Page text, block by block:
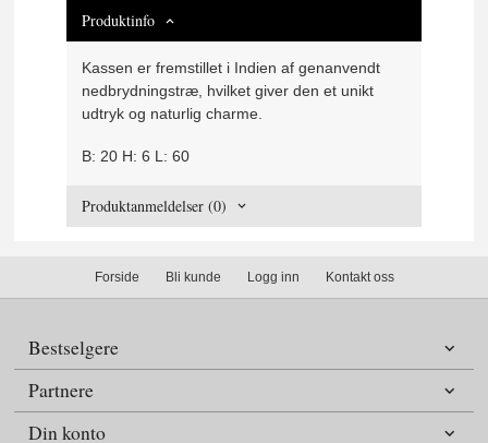
Produktinfo
Kassen er fremstillet i Indien af genanvendt
nedbrydningstræ, hvilket giver den et unikt
udtryk og naturlig charme.
B: 20 H: 6 L: 60
Produktanmeldelser (0)
Forside Bli kunde Logg inn Kontakt oss
Bestselgere
Partnere
Din konto